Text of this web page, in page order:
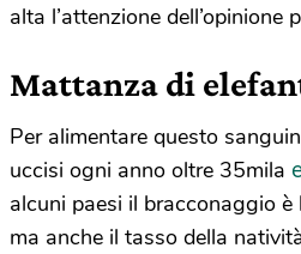
alta l’attenzione dell’opinione
Mattanza di
Per alimentare questo
uccisi ogni anno oltre 35mila
alcuni paesi il bracconaggio
ma anche il tasso della